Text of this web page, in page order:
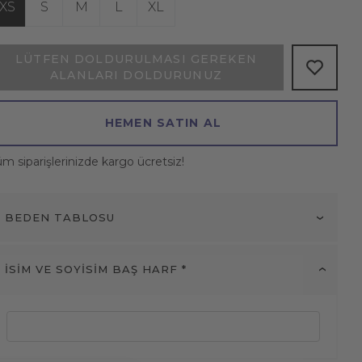
XS S M L XL
LÜTFEN DOLDURULMASI GEREKEN
ALANLARI DOLDURUNUZ
HEMEN SATIN AL
siparişlerinizde kargo ücretsiz!
BEDEN TABLOSU
İSİM VE SOYİSİM BAŞ HARF *